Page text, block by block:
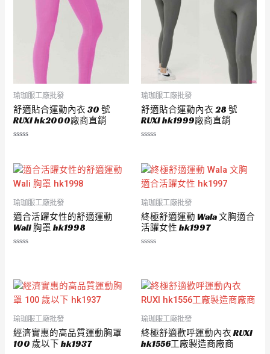
瑜珈服工廠批發
舒適貼合運動內衣 30 號
RUXI hk2000廠商直銷
滿
分
5
瑜珈服工廠批發
舒適貼合運動內衣 28 號
RUXI hk1999廠商直銷
滿
分
5
瑜珈服工廠批發
適合活躍女性的舒適運動
Wali 胸罩 hk1998
分
5
瑜珈服工廠批發
終極舒適運動 Wala 文胸適合
活躍女性 hk1997
分
5
瑜珈服工廠批發
經濟實惠的高品質運動胸罩
100 歲以下 hk1937
瑜珈服工廠批發
終極舒適歡呼運動內衣 RUXI
hk1556工廠製造商廠商